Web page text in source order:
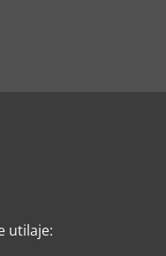
utilaje: